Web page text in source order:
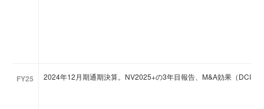
FY25 2024年12月期通期決算。NV2025+の3年目報告、M&A効果（DCI・